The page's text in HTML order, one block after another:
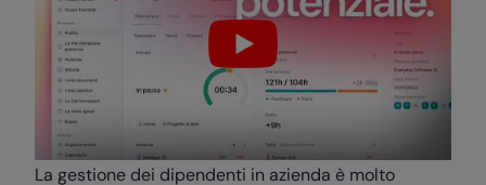
La gestione dei dipendenti in azienda è molto